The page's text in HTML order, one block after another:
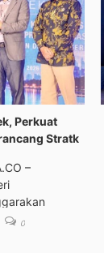
Perkuat
Stratk
–
0